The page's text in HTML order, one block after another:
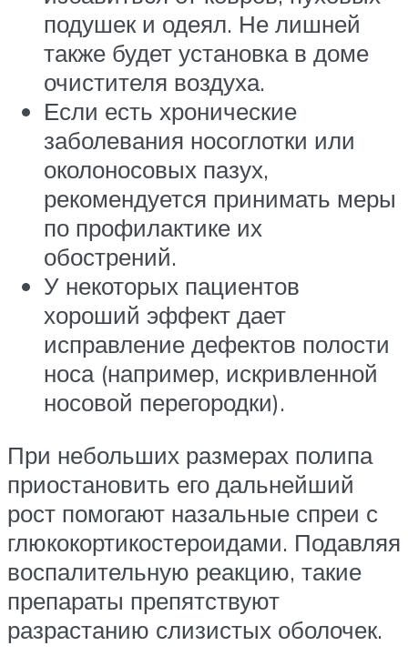
подушек и одеял. Не лишней
также будет установка в доме
очистителя воздуха.
Если есть хронические
заболевания носоглотки или
околоносовых пазух,
рекомендуется принимать меры
по профилактике их
обострений.
У некоторых пациентов
хороший эффект дает
исправление дефектов полости
носа (например, искривленной
носовой перегородки).
При небольших размерах полипа
приостановить его дальнейший
рост помогают назальные спреи с
глюкокортикостероидами. Подавляя
воспалительную реакцию, такие
препараты препятствуют
разрастанию слизистых оболочек.